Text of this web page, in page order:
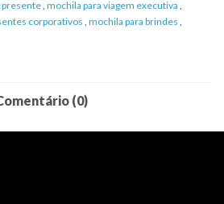
presente, mochila para viagem executiva ,
corporativos , mochila para brindes ,
(0)